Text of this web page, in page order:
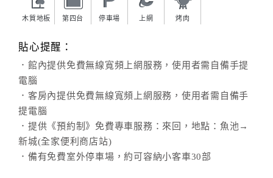
木質地板 第四台 停車場 上網 烤肉
貼心提醒：
．館內提供免費無線寬頻上網服務，使用者需自備手提
電腦
．客房內提供免費無線寬頻上網服務，使用者需自備手
提電腦
．提供《預約制》免費專車服務：來回，地點：魚池→
新城(全家便利商店站)
．備有免費室外停車場，約可容納小客車30部